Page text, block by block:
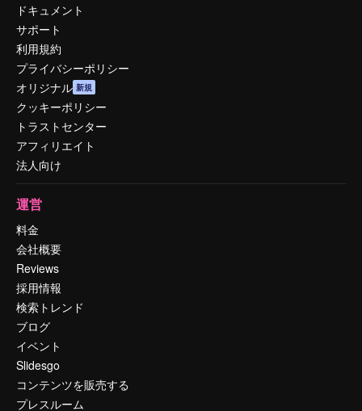
ドキュメント
サポート
利用規約
プライバシーポリシー
オリジナル 新規
クッキーポリシー
トラストセンター
アフィリエイト
法人向け
運営
料金
会社概要
Reviews
採用情報
検索トレンド
ブログ
イベント
Slidesgo
コンテンツを販売する
プレスルーム